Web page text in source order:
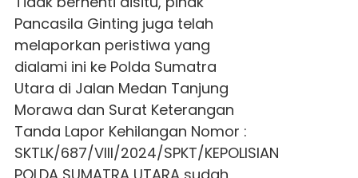
Pancasila Ginting juga telah
melaporkan peristiwa yang
dialami ini ke Polda Sumatra
Utara di Jalan Medan Tanjung
Morawa dan Surat Keterangan
Tanda Lapor Kehilangan Nomor :
SKTLK/687/VIII/2024/SPKT/KEPOLISIAN